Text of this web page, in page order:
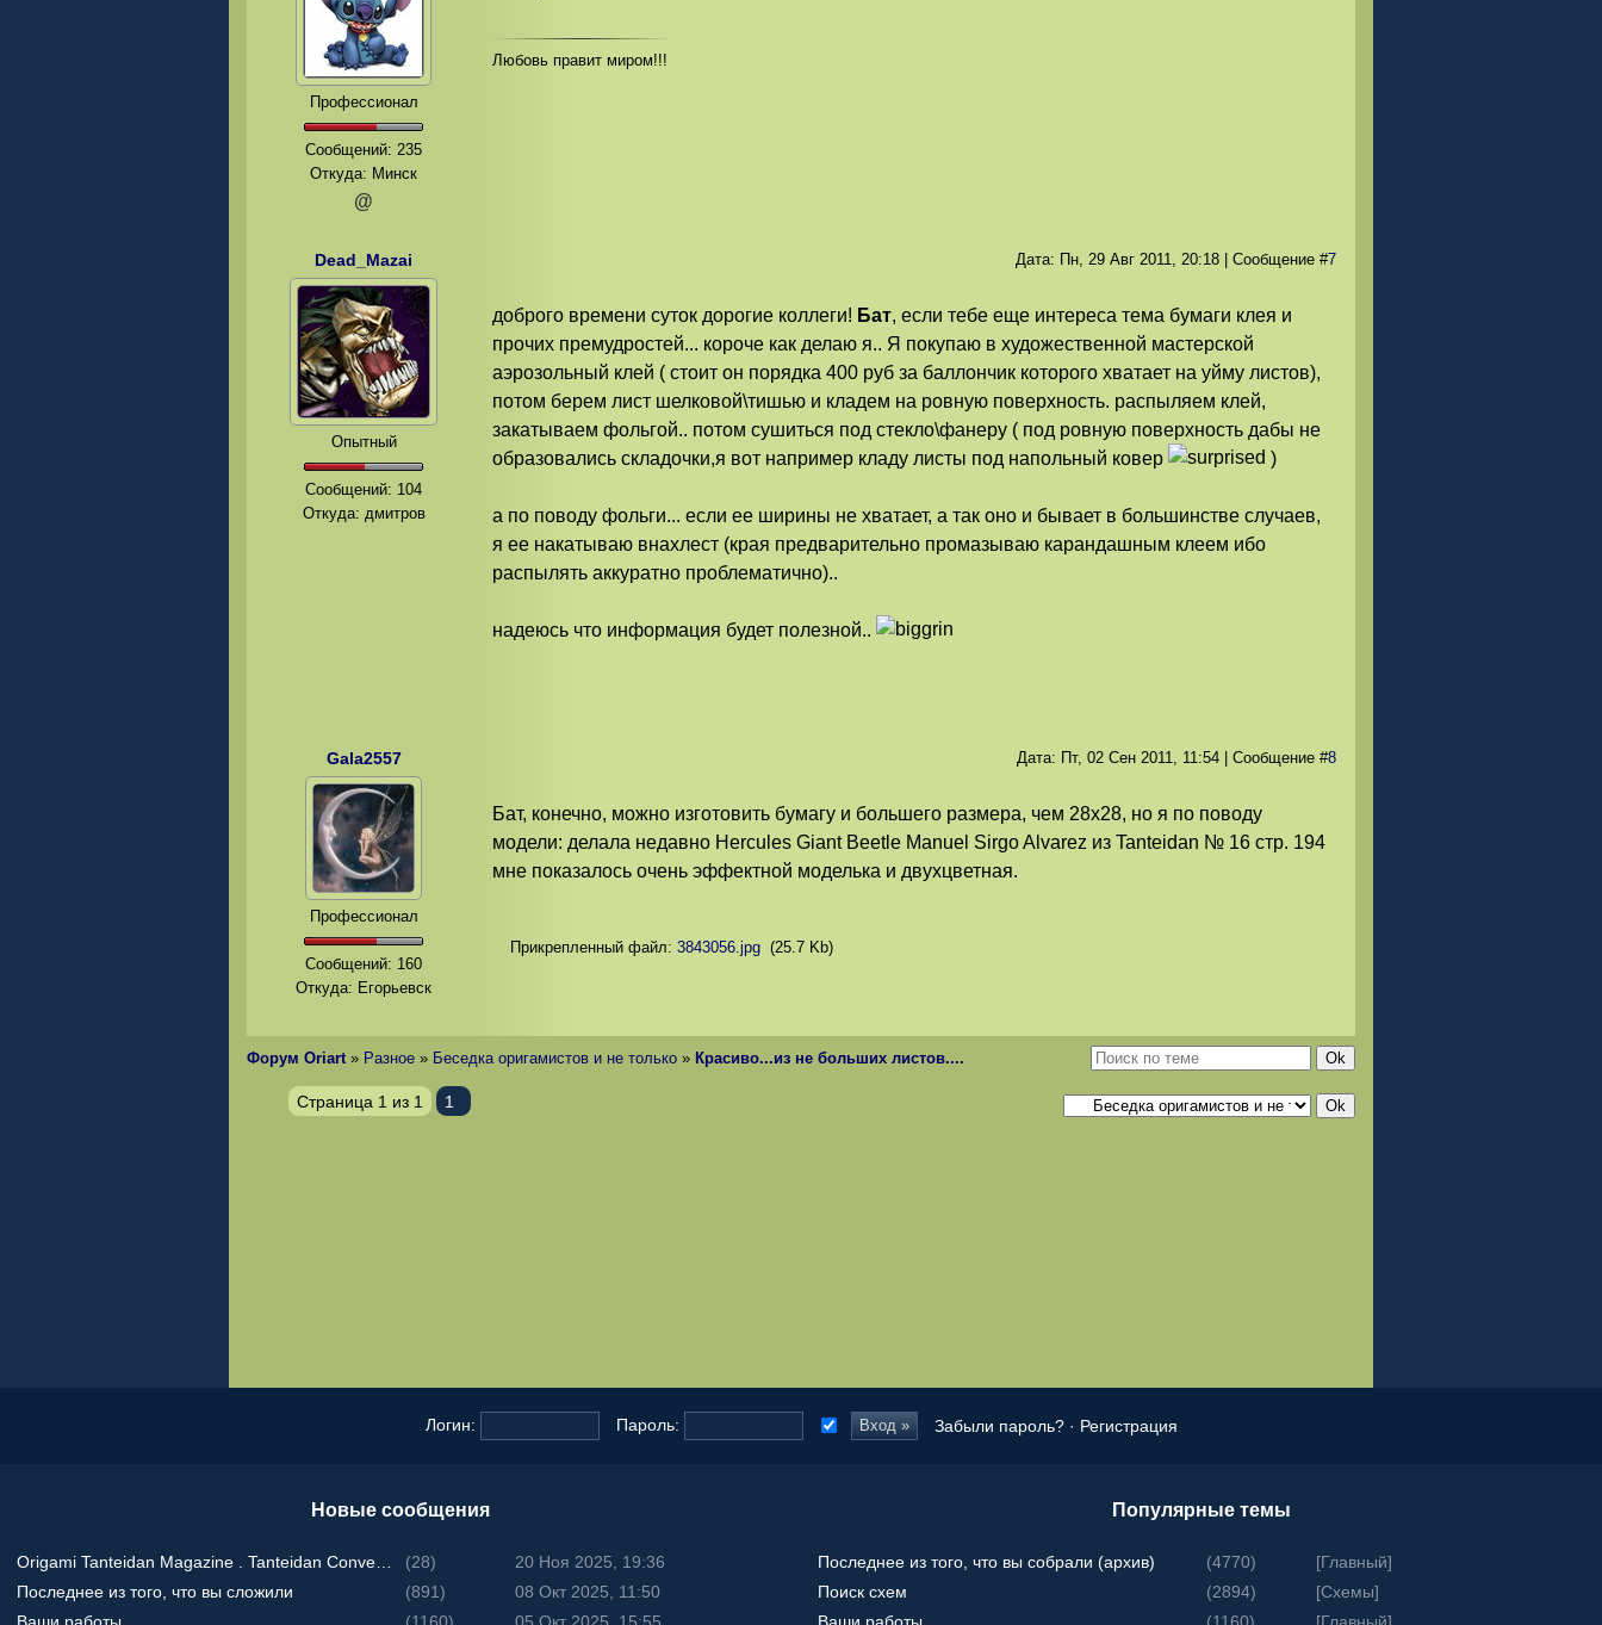
Профессионал
Сообщений: 235
Откуда: Минск
@
Любовь правит миром!!!
Dead_Mazai
Опытный
Сообщений: 104
Откуда: дмитров
Дата: Пн, 29 Авг 2011, 20:18| Сообщение #7
доброго времени суток дорогие коллеги! Бат, если тебе еще интереса тема бумаги клея и
прочих премудростей... короче как делаю я.. Я покупаю в художественной мастерской
аэрозольный клей ( стоит он порядка 400 руб за баллончик которого хватает на уйму листов),
потом берем лист шелковой\тишью и кладем на ровную поверхность. распыляем клей,
закатываем фольгой.. потом сушиться под стекло\фанеру ( под ровную поверхность дабы не
образовались складочки,я вот например кладу листы под напольный ковер
)
а по поводу фольги... если ее ширины не хватает, а так оно и бывает в большинстве случаев,
я ее накатываю внахлест (края предварительно промазываю карандашным клеем ибо
распылять аккуратно проблематично)..
надеюсь что информация будет полезной..
Gala2557
Профессионал
Сообщений: 160
Откуда: Егорьевск
Дата: Пт, 02 Сен 2011, 11:54| Сообщение #8
Бат, конечно, можно изготовить бумагу и большего размера, чем 28х28, но я по поводу
модели: делала недавно Hercules Giant Beetle Manuel Sirgo Alvarez из Tanteidan № 16 стр. 194
мне показалось очень эффектной моделька и двухцветная.
Прикрепленный файл: 3843056.jpg (25.7 Kb)
Форум Oriart » Разное » Беседка оригамистов и не только » Красиво...из не больших листов....
Страница 1 из 1 1
Логин: Пароль: запомнить Забыли пароль?· Регистрация
Новые сообщения
Origami Tanteidan Magazine . Tanteidan Convention. JOAS (28)
20 Ноя 2025, 19:36
Последнее из того, что вы сложили
(891)
08 Окт 2025, 11:50
Ваши работы
(1160) 05 Окт 2025, 15:55
Популярные темы
Последнее из того, что вы собрали (архив) (4770) [Главный]
Поиск схем
(2894) [Схемы]
Ваши работы
(1160) [Главный]